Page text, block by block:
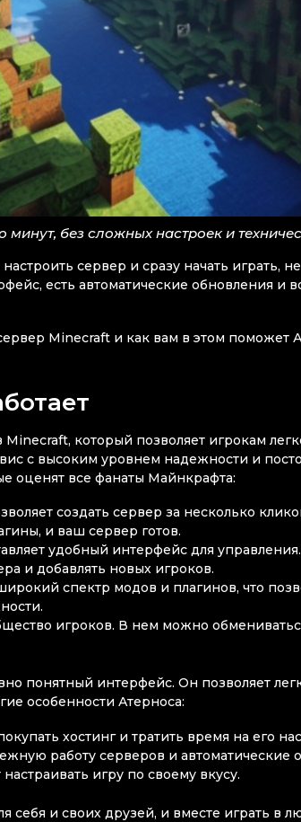
без сложных настроек и
сервер и сразу начать играть,
есть автоматические обновления и
Minecraft и как вам в этом поможет
который позволяет игрокам
с высоким уровнем надежности и
оценят все фанаты Майнкрафта:
создать сервер за несколько
и ваш сервер готов.
удобный интерфейс для
и добавлять новых игроков.
спектр модов и плагинов, что
игроков. В нем можно
понятный интерфейс. Он позволяет
особенности Атерноса:
хостинг и тратить время на его
работу серверов и автоматические
игру по своему вкусу.
себя и своих друзей, и вместе играть в